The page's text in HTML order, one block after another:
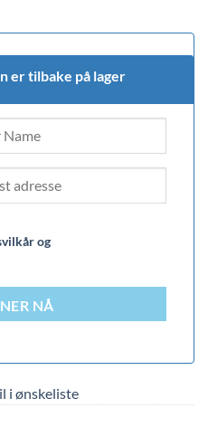
er tilbake på lager
og
NÅ
i ønskeliste